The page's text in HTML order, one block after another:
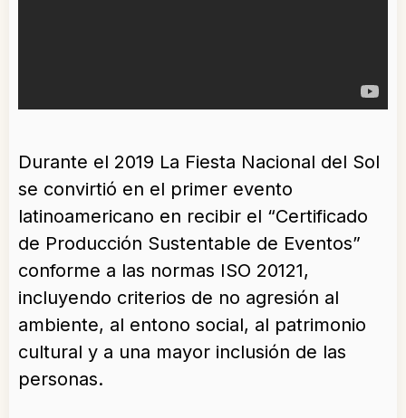
Durante el 2019 La Fiesta Nacional del Sol
se convirtió en el primer evento
latinoamericano en recibir el “Certificado
de Producción Sustentable de Eventos”
conforme a las normas ISO 20121,
incluyendo criterios de no agresión al
ambiente, al entono social, al patrimonio
cultural y a una mayor inclusión de las
personas.